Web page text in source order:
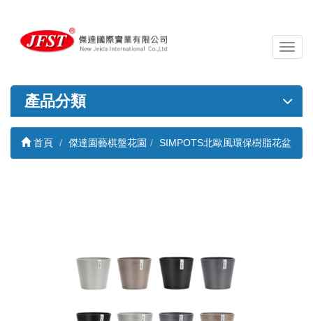
導
覽
關
產品分類
首頁 傑達園藝棋盤花園 SIMPOTS北歐風環保樹脂花盆